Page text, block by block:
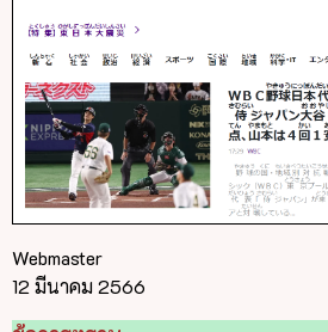
Webmaster
12 มีนาคม 2566